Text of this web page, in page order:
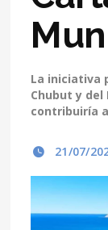
La iniciativa
Chubut y
contribuiría
21/07/